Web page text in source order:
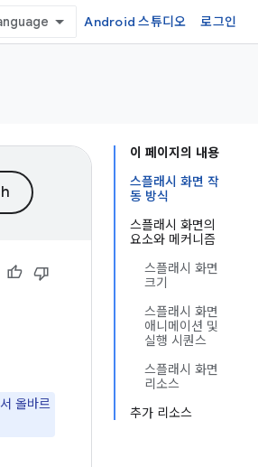
Android 스튜디오 로그인
이 페이지의 내용
스플래시 화면 작
동 방식
스플래시 화면의
요소와 메커니즘
스플래시 화면
크기
스플래시 화면
애니메이션 및
실행 시퀀스
스플래시 화면
리소스
추가 리소스
올바르